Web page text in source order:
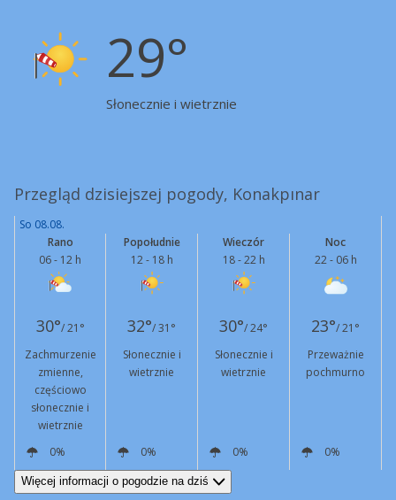
29°
Słonecznie i wietrznie
Przegląd dzisiejszej pogody, Konakpınar
So 08.08.
Rano
06 - 12 h
Popołudnie
12 - 18 h
Wieczór
18 - 22 h
Noc
22 - 06 h
30°/ 21° 32°/ 31° 30°/ 24° 23°/ 21°
Zachmurzenie
zmienne,
częściowo
słonecznie i
wietrznie
Słonecznie i
wietrznie
Słonecznie i
wietrznie
Przeważnie
pochmurno
0% 0% 0%
0%
N
13 km/h
Podmuchy
47 km/h N
27 km/h
Podmuchy
61 km/h
Więcej informacji o pogodzie na dziś